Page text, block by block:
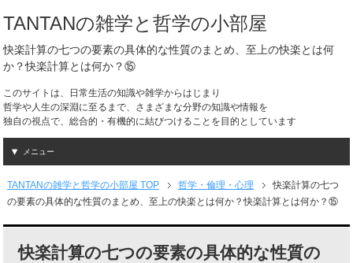
TANTANの雑学と哲学の小部屋
快楽計算の七つの要素の具体的な性質のまとめ、至上の快楽とは何
か？快楽計算とは何か？⑮
このサイトは、日常生活の知識や雑学からはじまり
哲学や人生の深淵に至るまで、さまざまな分野の知識や情報を
独自の視点で、総合的・有機的に結びつけることを目的としています
メニュー
TANTANの雑学と哲学の小部屋 TOP 哲学・倫理・心理
快楽計算の七つ
の要素の具体的な性質のまとめ、至上の快楽とは何か？快楽計算とは何か？⑮
快楽計算の七つの要素の具体的な性質の